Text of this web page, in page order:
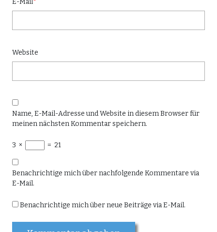
E-Mail*
Website
Name, E-Mail-Adresse und Website in diesem Browser für
meinen nächsten Kommentar speichern.
3 × = 21
Benachrichtige mich über nachfolgende Kommentare via
E-Mail.
Benachrichtige mich über neue Beiträge via E-Mail.